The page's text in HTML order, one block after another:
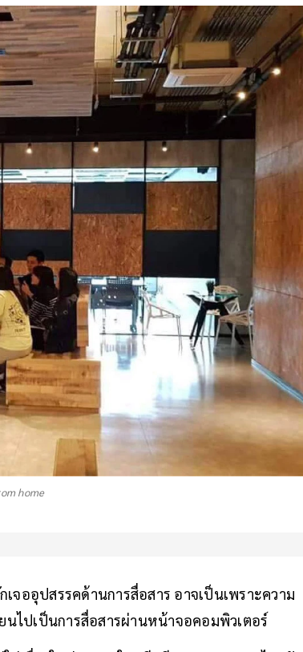
home
เจออุปสรรคด้านการสื่อสาร อาจเป็นเพราะความ
ไปเป็นการสื่อสารผ่านหน้าจอคอมพิวเตอร์